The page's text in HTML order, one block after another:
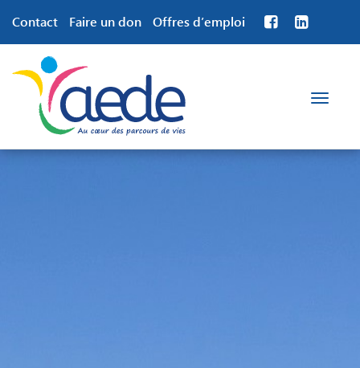
Contact Faire un don Offres d’emploi
Toggle